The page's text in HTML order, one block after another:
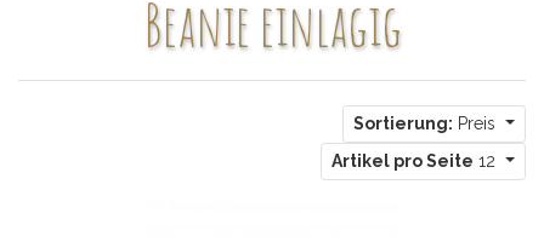
Beanie einlagig
Sortierung: Preis
Artikel pro Seite 12